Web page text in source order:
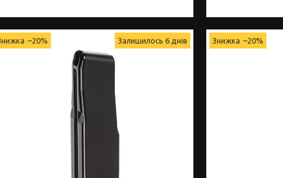
–20% Залишилось 6 днів –20%